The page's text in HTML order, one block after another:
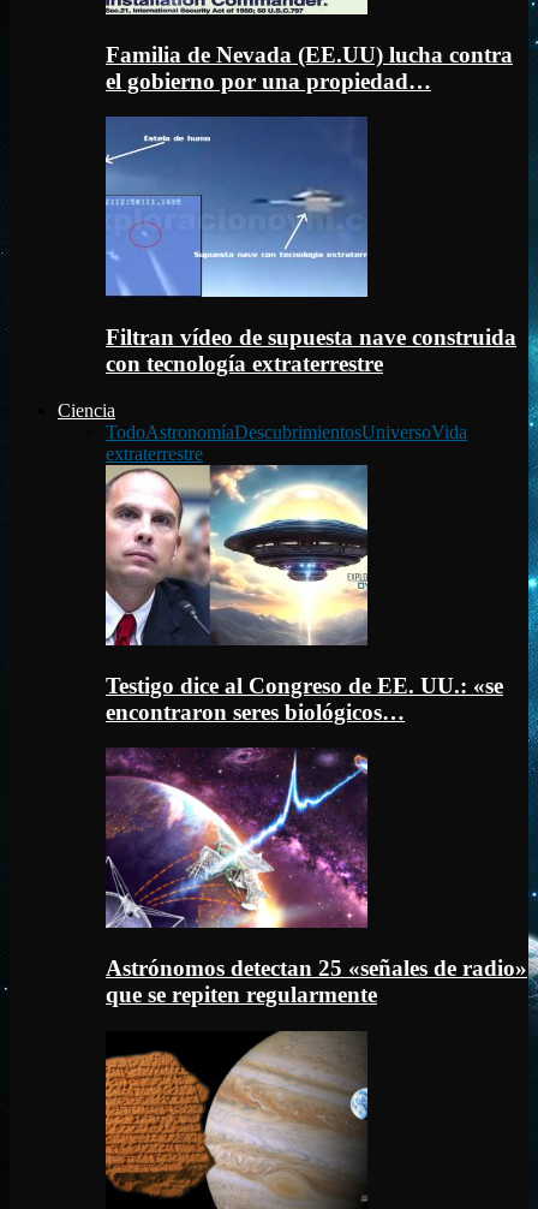
Familia de Nevada (EE.UU) lucha contra
el gobierno por una propiedad…
Filtran vídeo de supuesta nave construida
con tecnología extraterrestre
Ciencia
TodoAstronomíaDescubrimientosUniversoVida
extraterrestre
Testigo dice al Congreso de EE. UU.: «se
encontraron seres biológicos…
Astrónomos detectan 25 «señales de radio»
que se repiten regularmente